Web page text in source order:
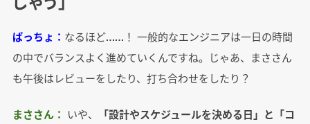
ぱっちょ： なるほど……！ 一般的なエンジニアは一日の時間
の中でバランスよく進めていくんですね。じゃあ、まささん
も午後はレビューをしたり、打ち合わせをしたり？
まささん： いや、
「設計やスケジュールを決める日」と「コ